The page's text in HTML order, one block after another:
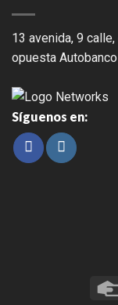
13 avenida, 9
opuesta
Síguenos en: